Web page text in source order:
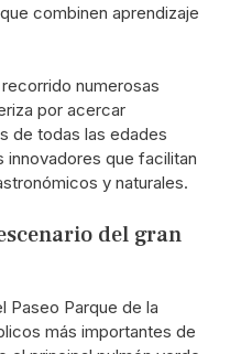
combinen aprendizaje
numerosas
por acercar
de todas las edades
que facilitan
y naturales.
del gran
Paseo Parque de la
más importantes de